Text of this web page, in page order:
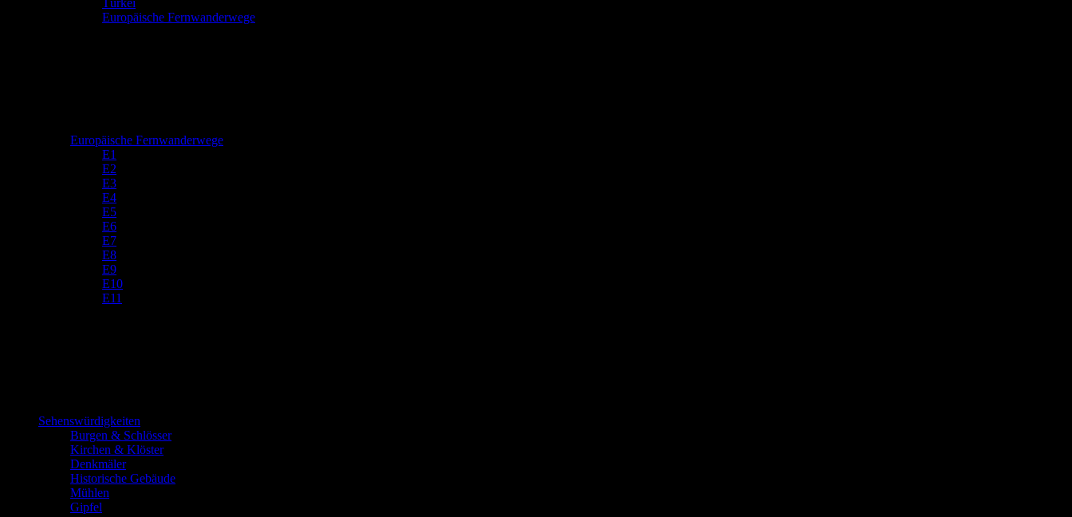
Türkei
Europäische Fernwanderwege
Europäische Fernwanderwege
E1
E2
E3
E4
E5
E6
E7
E8
E9
E10
E11
Sehenswürdigkeiten
Burgen & Schlösser
Kirchen & Klöster
Denkmäler
Historische Gebäude
Mühlen
Gipfel